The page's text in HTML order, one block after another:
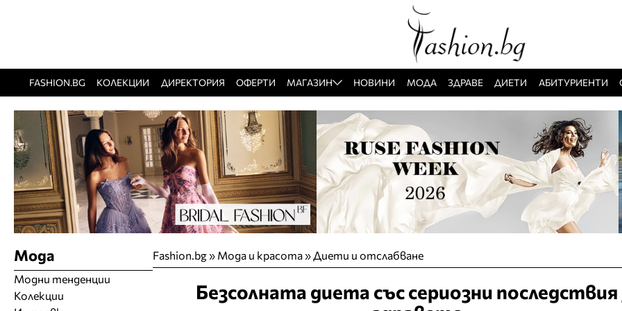
FASHION.BG КОЛЕКЦИИ ДИРЕКТОРИЯ ОФЕРТИ МАГАЗИН НОВИНИ МОДА ЗДРАВЕ ДИЕТИ АБИТУРИЕНТИ
Fashion.bg» Мода и красота»Диети и отслабване
Безсолната диета със сериозни последствия
Мода
Модни тенденции
Колекции